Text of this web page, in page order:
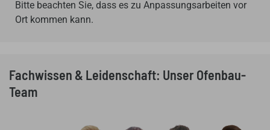
Bitte beachten Sie, dass es zu Anpassungsarbeiten vor
Ort kommen kann.
Fachwissen & Leidenschaft: Unser Ofenbau-
Team